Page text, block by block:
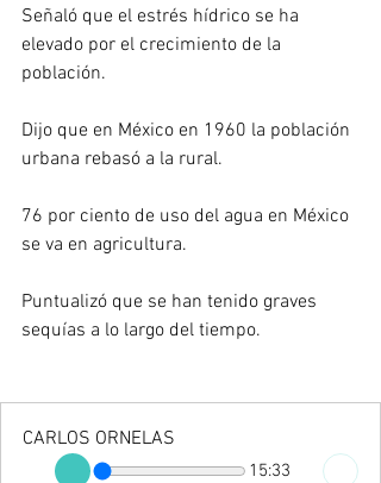
Señaló que el estrés hídrico se ha
elevado por el crecimiento de la
población.
Dijo que en México en 1960 la población
urbana rebasó a la rural.
76 por ciento de uso del agua en México
se va en agricultura.
Puntualizó que se han tenido graves
sequías a lo largo del tiempo.
CARLOS ORNELAS
15:33